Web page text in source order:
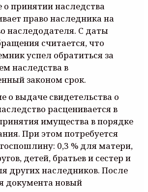
о принятии наследства
право наследника на
наследодателя. С даты
считается, что
успел обратиться за
наследства в
законом срок.
о выдаче свидетельства о
расценивается в
имущества в порядке
При этом потребуется
0,3 % для матери,
детей, братьев и сестер и
других наследников. После
документа новый